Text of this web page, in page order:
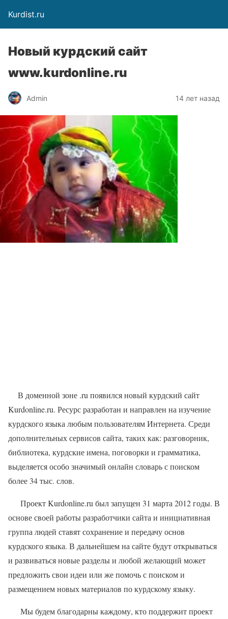
Kurdist.ru
Новый курдский сайт
www.kurdonline.ru
Admin 14 лет назад
В доменной зоне .ru появился новый курдский сайт
Kurdonline.ru. Ресурс разработан и направлен на изучение
курдского языка любым пользователям Интернета. Среди
дополнительных сервисов сайта, таких как: разговорник,
библиотека, курдские имена, поговорки и грамматика,
выделяется особо значимый онлайн словарь с поиском
более 34 тыс. слов.
Проект Kurdonline.ru был запущен 31 марта 2012 годы. В
основе своей работы разработчики сайта и инициативная
группа людей ставят сохранение и передачу основ
курдского языка. В дальнейшем на сайте будут открываться
и развиваться новые разделы и любой желающий может
предложить свои идеи или же помочь с поиском и
размещением новых материалов по курдскому языку.
Мы будем благодарны каждому, кто поддержит проект